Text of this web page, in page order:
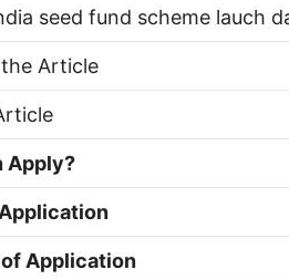
seed fund scheme lauch
Article
Apply?
Application